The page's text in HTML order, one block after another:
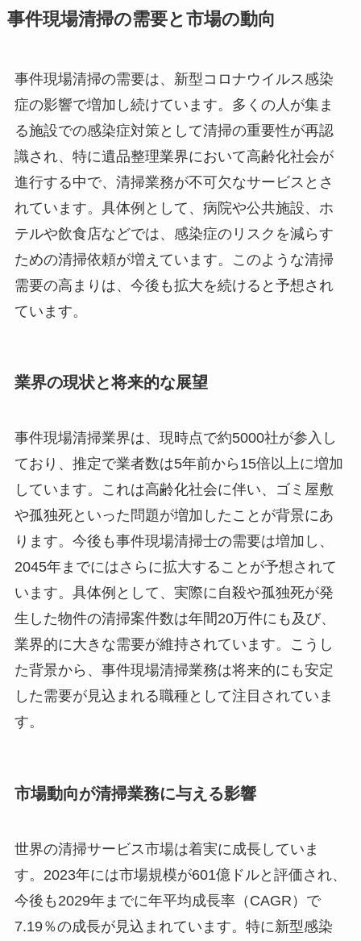
事件現場清掃の需要と市場の動向
事件現場清掃の需要は、新型コロナウイルス感染
症の影響で増加し続けています。多くの人が集ま
る施設での感染症対策として清掃の重要性が再認
識され、特に遺品整理業界において高齢化社会が
進行する中で、清掃業務が不可欠なサービスとさ
れています。具体例として、病院や公共施設、ホ
テルや飲食店などでは、感染症のリスクを減らす
ための清掃依頼が増えています。このような清掃
需要の高まりは、今後も拡大を続けると予想され
ています。
業界の現状と将来的な展望
事件現場清掃業界は、現時点で約5000社が参入し
ており、推定で業者数は5年前から15倍以上に増加
しています。これは高齢化社会に伴い、ゴミ屋敷
や孤独死といった問題が増加したことが背景にあ
ります。今後も事件現場清掃士の需要は増加し、
2045年までにはさらに拡大することが予想されて
います。具体例として、実際に自殺や孤独死が発
生した物件の清掃案件数は年間20万件にも及び、
業界的に大きな需要が維持されています。こうし
た背景から、事件現場清掃業務は将来的にも安定
した需要が見込まれる職種として注目されていま
す。
市場動向が清掃業務に与える影響
世界の清掃サービス市場は着実に成長していま
す。2023年には市場規模が601億ドルと評価され、
今後も2029年までに年平均成長率（CAGR）で
7.19％の成長が見込まれています。特に新型感染